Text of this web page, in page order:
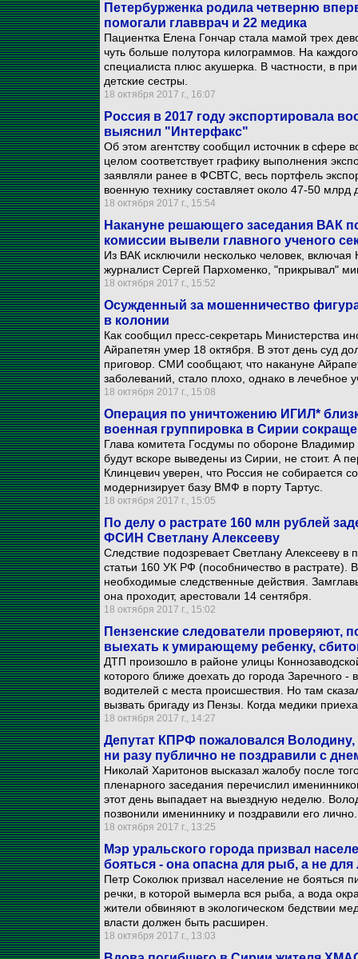
Петербурженка родила четверню
помогали главврач и 22 медика
Пациентка Елена Гончар стала мамой трех
чуть больше полутора килограммов. На
специалиста плюс акушерка. В частности, в
детские сестры.
18 октября 2017 г., 16:07
Россия в 2017 году экспортировала
выяснил "Интерфакс"
Об этом агентству сообщил источник в сфере
целом соответствует графику выполнения
заявляли ранее в ФСВТС, весь портфель
военную технику составляет около 47-50 млрд
18 октября 2017 г., 15:54
Накануне решающего заседания ВАК
комиссии вывели главного ученого
Из ВАК исключили несколько человек,
журналист Сергей Пархоменко, "прикрывал"
18 октября 2017 г., 15:52
Осужденный за мошенничество
в колонии
Как сообщил пресс-секретарь Министерства
Айрапетян умер 18 октября. В этот день суд
приговор. СМИ сообщают, что накануне
заболеваний, стало плохо, однако в лечебное
18 октября 2017 г., 15:08
Операция по уничтожению ИГИЛ*
военная группировка в Сирии
Глава комитета Госдумы по обороне
будут вскоре выведены из Сирии, не стоит. А
Клинцевич уверен, что Россия не собирается
модернизирует базу ВМФ в порту Тартус.
18 октября 2017 г., 15:05
По делу о растрате 160 млн рублей
ФСИН Светлану Алексееву
Следствие подозревает Светлану Алексееву в
статьи 160 УК РФ (пособничество в растрате).
необходимые следственные действия.
она проходит, арестовали 14 сентября.
18 октября 2017 г., 15:02
Пензенские следователи проверяют,
выехать к умирающему ребенку,
ДТП произошло в районе улицы
которого ближе доехать до города Заречного
водителей с места происшествия. Но там
вызвать бригаду из Пензы. Когда медики
18 октября 2017 г., 14:27
Депутат КПРФ пожаловался Володину,
ни разу публично не поздравили с
Николай Харитонов высказал жалобу после
пленарного заседания перечислил
этот день выпадает на выездную неделю.
позвонили имениннику и поздравили его лично.
18 октября 2017 г., 13:25
Мэр уральского города призвал
бояться - она опасна для рыб, а не
Петр Соколюк призвал население не бояться
речки, в которой вымерла вся рыба, а вода
жители обвиняют в экологическом бедствии
власти должен быть расширен.
18 октября 2017 г., 13:03